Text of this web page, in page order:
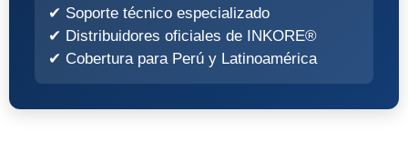
✔ Soporte técnico especializado
✔ Distribuidores oficiales de INKORE®
✔ Cobertura para Perú y Latinoamérica